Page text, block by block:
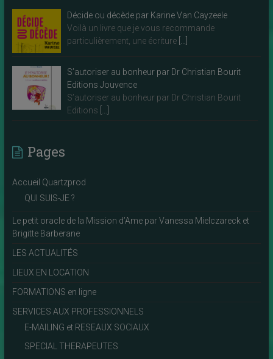
Décide ou décède par Karine Van Cayzeele
Voilà un livre que je vous recommande
particulièrement, une écriture
S’autoriser au bonheur par Dr Christian Bourit
Editions Jouvence
S’autoriser au bonheur par Dr Christian Bourit
Editions
Pages
Accueil Quartzprod
QUI SUIS-JE ?
Le petit oracle de la Mission d’Ame par Vanessa Mielczareck et
Brigitte Barberane
LES ACTUALITÉS
LIEUX EN LOCATION
FORMATIONS en ligne
SERVICES AUX PROFESSIONNELS
E-MAILING et RESEAUX SOCIAUX
SPECIAL THERAPEUTES